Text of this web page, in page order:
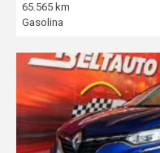
65.565 km
Gasolina